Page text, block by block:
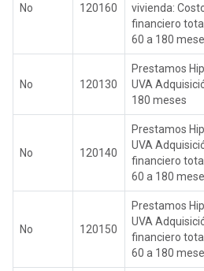
No 120160
vivienda:
financiero
60 a 180
No 120130
Prestamos
UVA
180 meses
No 120140
Prestamos
UVA
financiero
60 a 180
No 120150
Prestamos
UVA
financiero
60 a 180